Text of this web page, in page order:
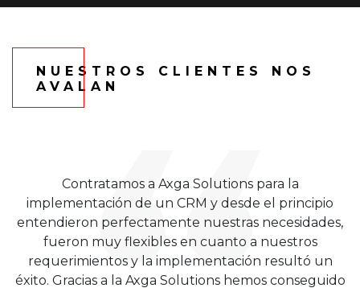
NUESTROS CLIENTES NOS
AVALAN
Contratamos a Axga Solutions para la
implementación de un CRM y desde el principio
entendieron perfectamente nuestras necesidades,
fueron muy flexibles en cuanto a nuestros
requerimientos y la implementación resultó un
éxito. Gracias a la Axga Solutions hemos conseguido